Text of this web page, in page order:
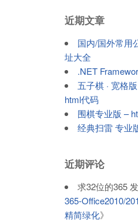
近期文章
国内/国外常用
址大全
.NET
五子棋 · 宽格
html代码
围棋专业版 –
经典扫雷 专业
近期评论
求32位的365
365-Office2010/
精简绿化》